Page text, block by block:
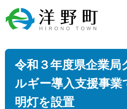
令和３年度県企業局
ルギー導入支援事業
明灯を設置